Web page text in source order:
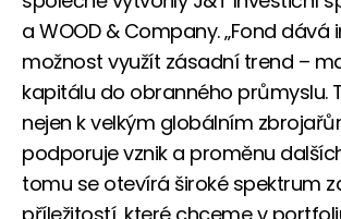
a WOOD & Company. „Fond
možnost využít zásadní trend –
kapitálu do obranného průmyslu.
nejen k velkým globálním
podporuje vznik a proměnu
tomu se otevírá široké spektrum